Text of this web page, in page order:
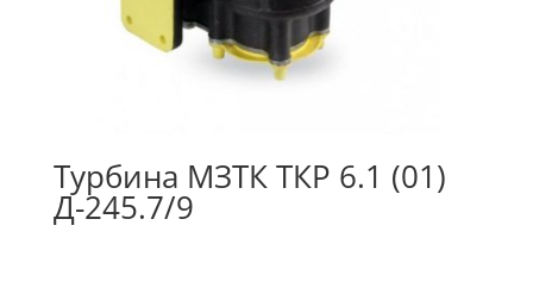
Турбина МЗТК ТКР 6.1 (01)
Д-245.7/9